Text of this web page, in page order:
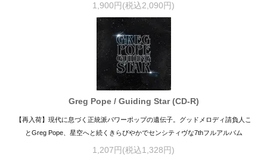
1,900円(税込2,090円)
Greg Pope / Guiding Star (CD-R)
【再入荷】現代に息づく正統派パワーポップの遺伝子。グッドメロディ請負人こ
とGreg Pope、星空へと続くきらびやかでセンシティヴな7thフルアルバム
1,207円(税込1,328円)